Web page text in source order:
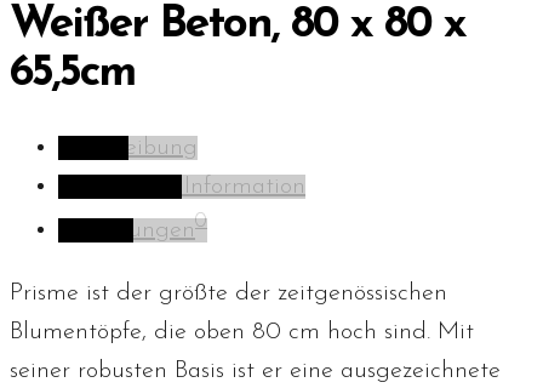
Weißer Beton, 80 x 80 x
65,5cm
Beschreibung
Zusätzliche Information
Bewertungen0
Prisme ist der größte der zeitgenössischen
Blumentöpfe, die oben 80 cm hoch sind. Mit
seiner robusten Basis ist er eine ausgezeichnete